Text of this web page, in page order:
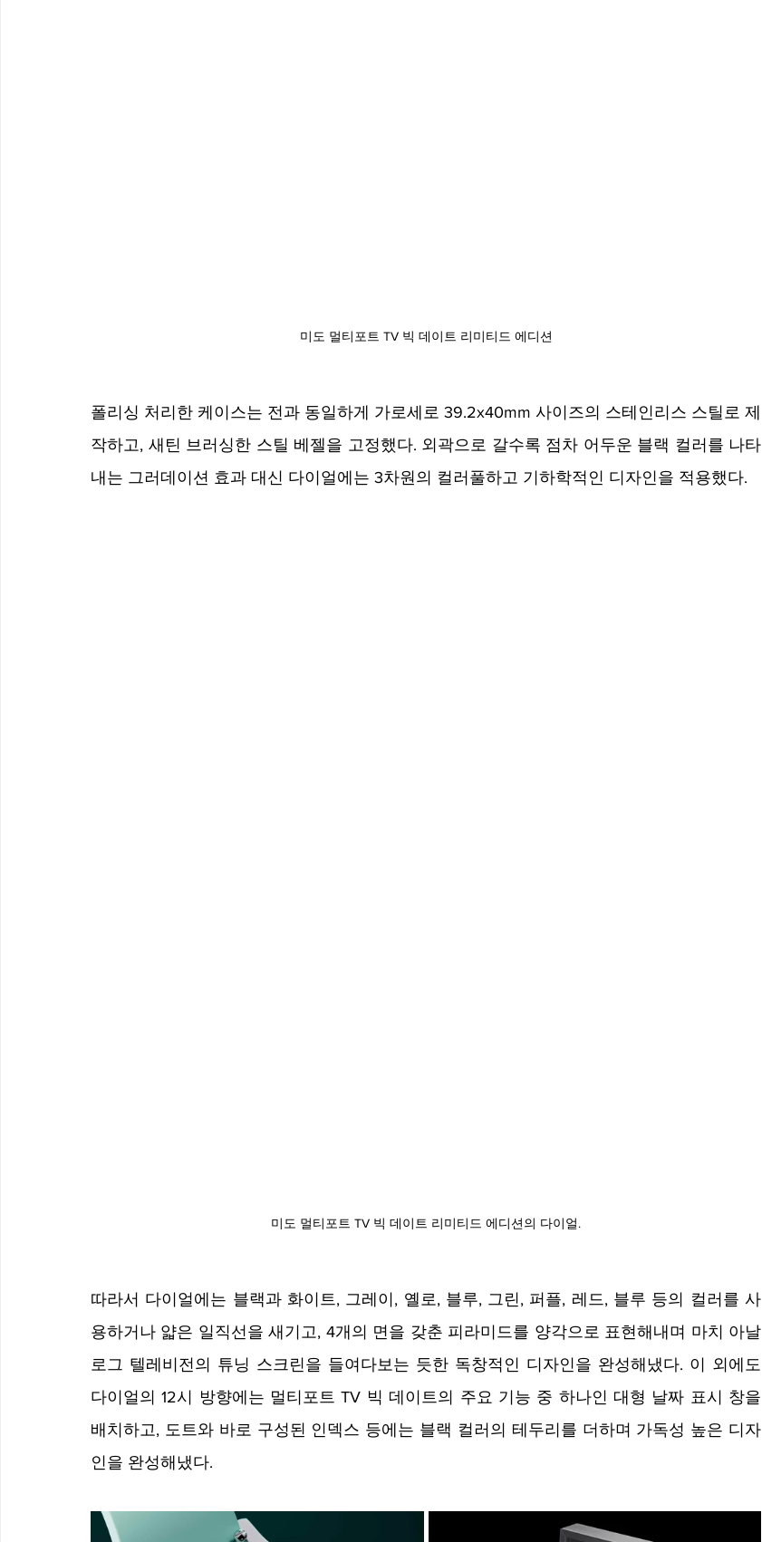
미도 멀티포트 TV 빅 데이트 리미티드 에디션
폴리싱 처리한 케이스는 전과 동일하게 가로세로 39.2x40mm 사이즈의 스테인리스 스틸로 제
작하고, 새틴 브러싱한 스틸 베젤을 고정했다. 외곽으로 갈수록 점차 어두운 블랙 컬러를 나타
내는 그러데이션 효과 대신 다이얼에는 3차원의 컬러풀하고 기하학적인 디자인을 적용했다.
미도 멀티포트 TV 빅 데이트 리미티드 에디션의 다이얼.
따라서 다이얼에는 블랙과 화이트, 그레이, 옐로, 블루, 그린, 퍼플, 레드, 블루 등의 컬러를 사
용하거나 얇은 일직선을 새기고, 4개의 면을 갖춘 피라미드를 양각으로 표현해내며 마치 아날
로그 텔레비전의 튜닝 스크린을 들여다보는 듯한 독창적인 디자인을 완성해냈다. 이 외에도
다이얼의 12시 방향에는 멀티포트 TV 빅 데이트의 주요 기능 중 하나인 대형 날짜 표시 창을
배치하고, 도트와 바로 구성된 인덱스 등에는 블랙 컬러의 테두리를 더하며 가독성 높은 디자
인을 완성해냈다.